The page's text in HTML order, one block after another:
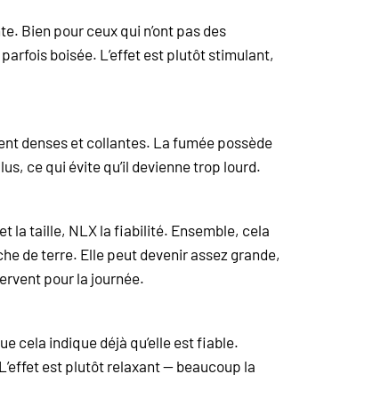
Bien pour ceux qui n’ont pas des
boisée. L’effet est plutôt stimulant,
denses et collantes. La fumée possède
ce qui évite qu’il devienne trop lourd.
la taille, NLX la fiabilité. Ensemble, cela
de terre. Elle peut devenir assez grande,
pour la journée.
cela indique déjà qu’elle est fiable.
est plutôt relaxant — beaucoup la